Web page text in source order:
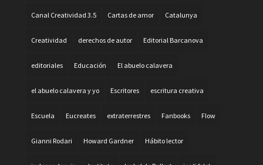
Canal Creatividad 3.5 Cartas de amor Catalunya
Creatividad derechos de autor Editorial Barcanova
editoriales Educación El abuelo calavera
el abuelo calavera y yo Escritores escritura creativa
Escuela Eucreates extraterrestres Fanbooks Flow
Gianni Rodari Howard Gardner Hábito lector